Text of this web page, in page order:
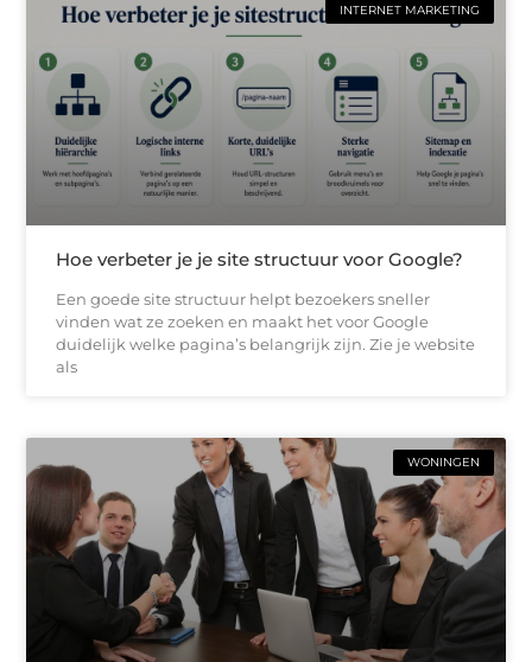
INTERNET MARKETING
Hoe verbeter je je site structuur voor Google?
Een goede site structuur helpt bezoekers sneller
vinden wat ze zoeken en maakt het voor Google
duidelijk welke pagina’s belangrijk zijn. Zie je website
als
WONINGEN